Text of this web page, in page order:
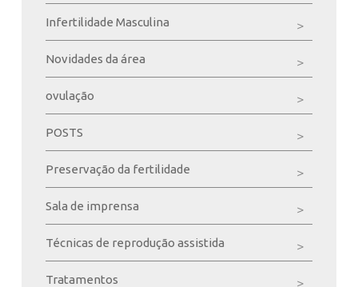
Infertilidade Masculina
Novidades da área
ovulação
POSTS
Preservação da fertilidade
Sala de imprensa
Técnicas de reprodução assistida
Tratamentos